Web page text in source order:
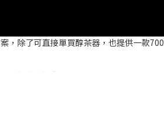
除了可直接單買醇茶器，也提供一款